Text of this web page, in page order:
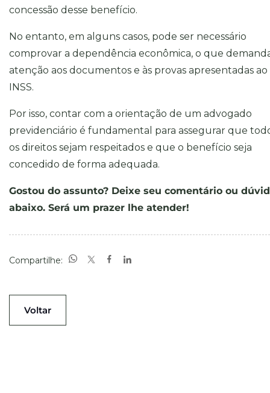
concessão desse benefício.
No entanto, em alguns casos, pode ser necessário
comprovar a dependência econômica, o que
atenção aos documentos e às provas apresentadas ao
INSS.
Por isso, contar com a orientação de um advogado
previdenciário é fundamental para assegurar que
os direitos sejam respeitados e que o benefício seja
concedido de forma adequada.
Gostou do assunto? Deixe seu comentário ou
abaixo. Será um prazer lhe atender!
Compartilhe:
Voltar